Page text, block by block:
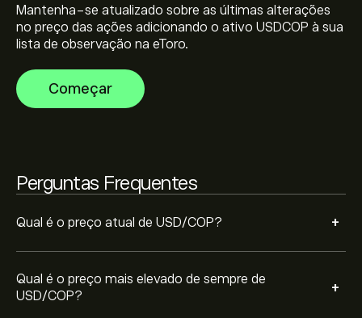
Mantenha-se atualizado sobre as últimas alterações
no preço das ações adicionando o ativo USDCOP à sua
lista de observação na eToro.
Começar
Perguntas Frequentes
Qual é o preço atual de USD/COP? +
Qual é o preço mais elevado de sempre de
USD/COP?
+
Selecione o período de tempo "1D" ou "1S" no gráfico
eToro e diminua o zoom para ver os movimentos
históricos do preço de USD/COP. O preço de USD/COP
página no website da eToro. Depois de ter criado uma
conta e depositado fundos, clique no botão "Negociar"